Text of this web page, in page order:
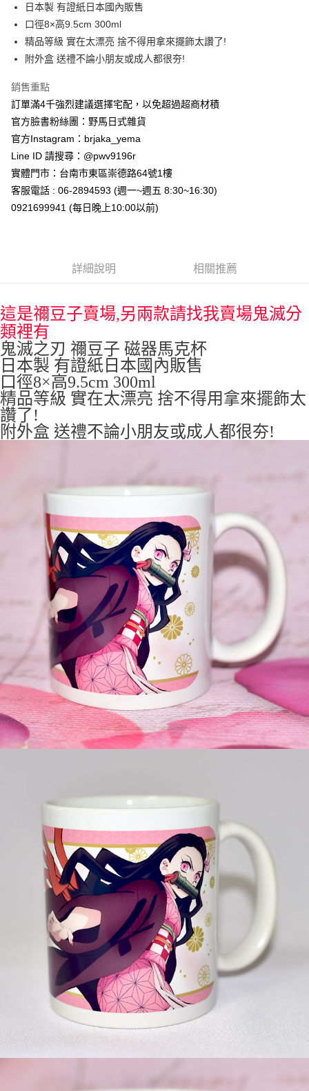
國泰世華商業銀行
臺灣中小企業銀行
匯豐（台灣）商業銀行
華泰商業銀行
聯邦商業銀行
遠東國際商業銀行
元大商業銀行
永豐商業銀行
台新國際商業銀行
台灣樂天信用卡公司
Apple Pay
街口支付
Google Pay
ATM付款
運送方式
全家取貨付款
每筆NT$65，滿NT$999(含以上)免運費
付款後7-11取貨
每筆NT$65，滿NT$999(含以上)免運費
宅配
每筆NT$100，滿NT$999(含以上)免運費
日本製 有證紙日本國內販售
口徑8×高9.5cm 300ml
精品等級 實在太漂亮 捨不得用拿來擺飾太讚了!
附外盒 送禮不論小朋友或成人都很夯!
銷售重點
訂單滿4千強烈建議選擇宅配，以免超過超商材積
官方臉書粉絲團：野馬日式雜貨
官方Instagram：brjaka_yema
Line ID 請搜尋：@pwv9196r
實體門市：台南市東區崇德路64號1樓
客服電話 : 06-2894593 (週一~週五 8:30~16:30)
0921699941 (每日晚上10:00以前)
詳細說明 相關推薦
這是禰豆子賣場,另兩款請找我賣場鬼滅分
類裡有
鬼滅之刃 禰豆子 磁器馬克杯
日本製 有證紙日本國內販售
口徑8×高9.5cm 300ml
精品等級 實在太漂亮 捨不得用拿來擺飾太
讚了!
附外盒 送禮不論小朋友或成人都很夯!